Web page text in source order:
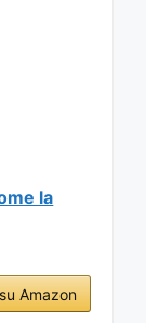
la
Amazon